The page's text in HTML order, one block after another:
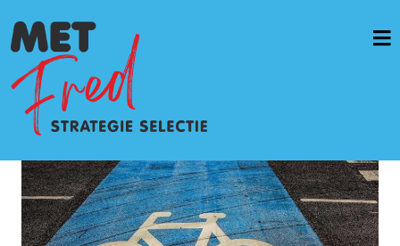
Vacatures & opdrachten
Werkwijze